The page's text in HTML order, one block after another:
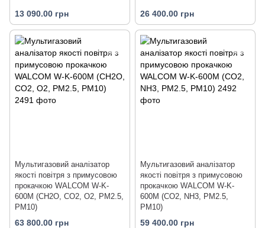
13 090.00 грн 26 400.00 грн
Мультигазовий аналізатор
якості повітря з примусовою
прокачкою WALCOM W-K-
600M (CH2O, CO2, O2, PM2.5,
PM10)
63 800.00 грн
Мультигазовий аналізатор
якості повітря з примусовою
прокачкою WALCOM W-K-
600M (CO2, NH3, PM2.5,
PM10)
59 400.00 грн